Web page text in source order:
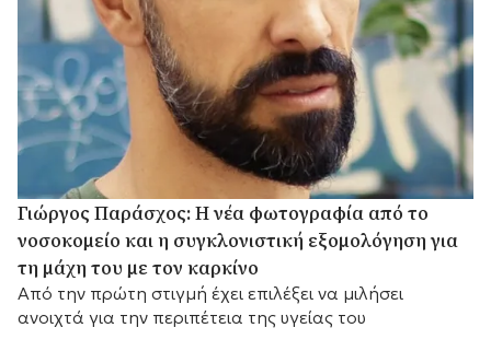
Γιώργος Παράσχος: Η νέα φωτογραφία από το
νοσοκομείο και η συγκλονιστική εξομολόγηση για
τη μάχη του με τον καρκίνο
Από την πρώτη στιγμή έχει επιλέξει να μιλήσει
ανοιχτά για την περιπέτεια της υγείας του